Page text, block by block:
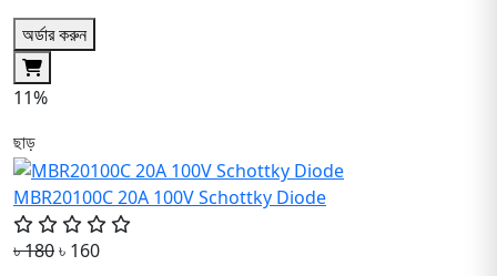
অর্ডার করুন
11%
ছাড়
MBR20100C 20A 100V Schottky Diode
৳ 180৳ 160